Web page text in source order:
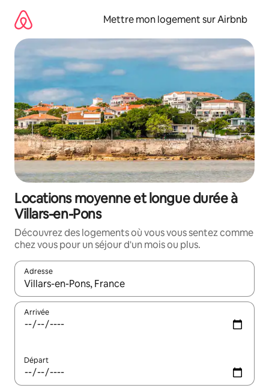
directement
contenu
Mettre mon logement sur Airbnb
Locations moyenne et longue durée à
Villars-en-Pons
Découvrez des logements où vous vous sentez comme
chez vous pour un séjour d'un mois ou plus.
Adresse
Lorsque les résultats s'affichent, utilisez les flèches vers le
Arrivée
Départ